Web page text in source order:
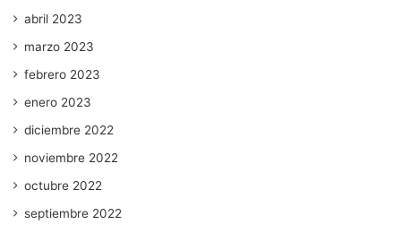
abril 2023
marzo 2023
febrero 2023
enero 2023
diciembre 2022
noviembre 2022
octubre 2022
septiembre 2022